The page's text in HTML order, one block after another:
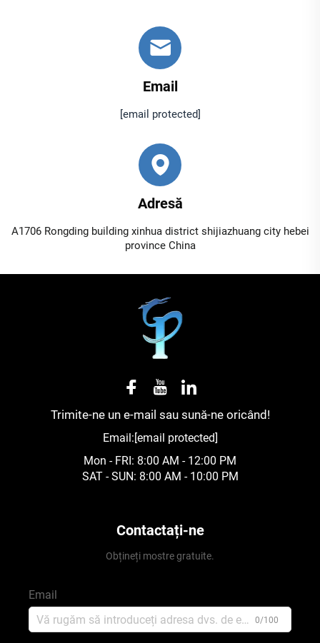
Email
[email protected]
Adresă
A1706 Rongding building xinhua district shijiazhuang city hebei
province China
Trimite-ne un e-mail sau sună-ne oricând!
Email:[email protected]
Mon - FRI: 8:00 AM - 12:00 PM
SAT - SUN: 8:00 AM - 10:00 PM
Contactați-ne
Obțineți mostre gratuite.
Email
0/100